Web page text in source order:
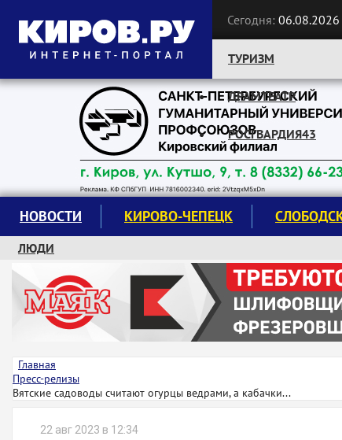
Сегодня: 06.08.2026
Следите за новостями:
ТУРИЗМ
ДРАМТЕАТР
РОСГВАРДИЯ43
НОВОСТИ КИРОВО-ЧЕПЕЦК
ЛЮДИ
КРУЖКИ И СЕКЦИИ
ЗАВОДУ "МАЯК" 85 ЛЕТ
ЭКОЛОГИЯ
Главная
Пресс-релизы
Вятские садоводы считают огурцы ведрами, а кабачки...
22 авг 2023 в 12:34